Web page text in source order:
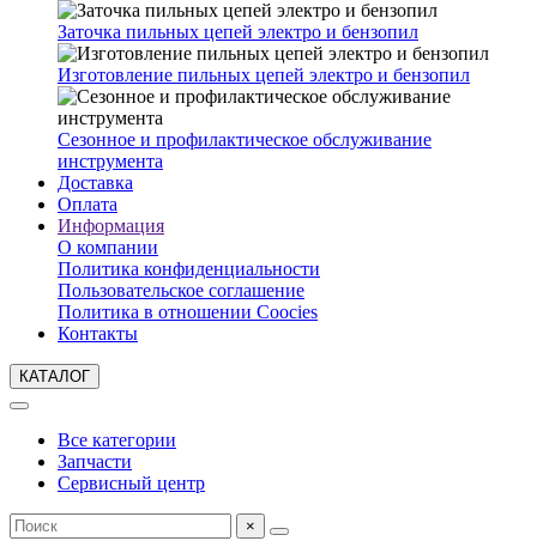
Заточка пильных цепей электро и бензопил
Изготовление пильных цепей электро и бензопил
Сезонное и профилактическое обслуживание
инструмента
Доставка
Оплата
Информация
О компании
Политика конфиденциальности
Пользовательское соглашение
Политика в отношении Coocies
Контакты
КАТАЛОГ
Все категории
Запчасти
Сервисный центр
×